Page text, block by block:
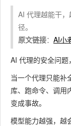
AI 代理越能干
径。
原文链接： AI小
AI 代理的安全问题
当一个代理只能补
库、跑命令、调用
变成事故。
模型能力越强，越